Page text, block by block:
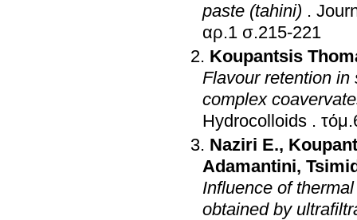
paste (tahini) .
αρ.1 σ.215-221
Koupantsis
Flavour retention
complex
Hydrocolloids .
Naziri E.,
Adamantini,
Influence of
obtained by